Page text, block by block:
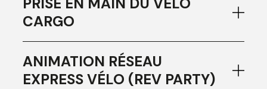
CARGO
ANIMATION RÉSEAU
EXPRESS VÉLO (REV PARTY)